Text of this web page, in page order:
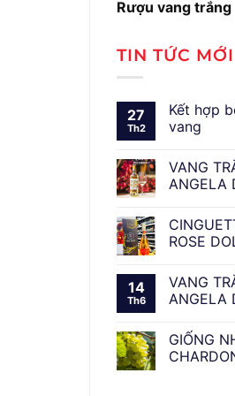
Rượu vang trắng
TIN TỨC MỚI
27
Th2
Kết hợp
vang
VANG
ANGELA
ROSE
14
Th6
VANG
ANGELA
GIỐNG